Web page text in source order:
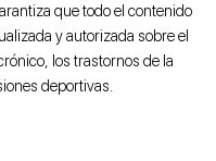
que todo el contenido
y autorizada sobre el
los trastornos de la
deportivas.